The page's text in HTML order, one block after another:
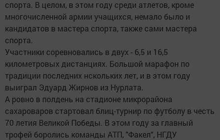
спорта. В целом, в этом году среди атлетов, кроме
многочисленной армии учащихся, немало было и
кандидатов в мастера спорта, также сами мастера
спорта.
Участники соревновались в двух - 6,5 и 16,5
километровых дистанциях. Большой марафон по
традиции последних нскольких лет, и в этом году
выиграл Эдуард Жирнов из Нурлата.
А ровно в полдень на стадионе микрорайона
сахароваров стартовал блиц-турнир по футболу в честь
70 летия Великой Победы. В этом году за главный
трофей боролись команды АТП, "Факел", НГДУ